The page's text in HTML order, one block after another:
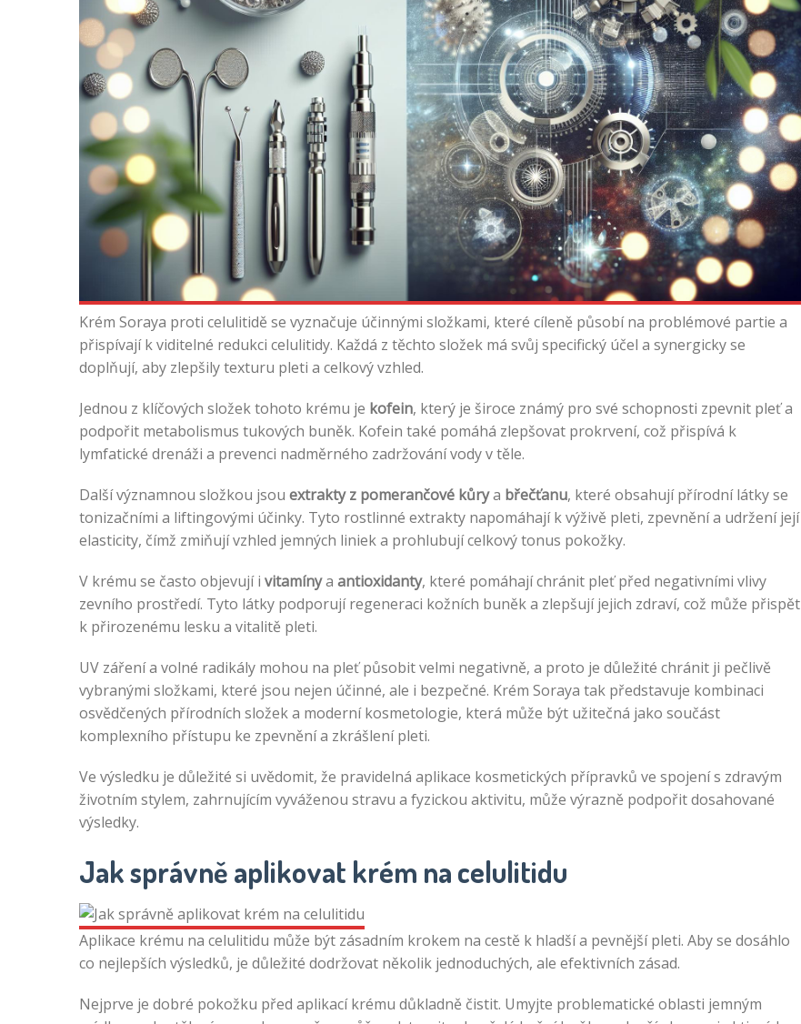
Krém Soraya proti celulitidě se vyznačuje účinnými složkami, které cíleně působí na problémové partie a
přispívají k viditelné redukci celulitidy. Každá z těchto složek má svůj specifický účel a synergicky se
doplňují, aby zlepšily texturu pleti a celkový vzhled.
Jednou z klíčových složek tohoto krému je kofein, který je široce známý pro své schopnosti zpevnit pleť a
podpořit metabolismus tukových buněk. Kofein také pomáhá zlepšovat prokrvení, což přispívá k
lymfatické drenáži a prevenci nadměrného zadržování vody v těle.
Další významnou složkou jsou extrakty z pomerančové kůrya břečťanu, které obsahují přírodní látky se
tonizačními a liftingovými účinky. Tyto rostlinné extrakty napomáhají k výživě pleti, zpevnění a udržení její
elasticity, čímž zmiňují vzhled jemných liniek a prohlubují celkový tonus pokožky.
V krému se často objevují i vitamínya antioxidanty, které pomáhají chránit pleť před negativními vlivy
zevního prostředí. Tyto látky podporují regeneraci kožních buněk a zlepšují jejich zdraví, což může přispět
k přirozenému lesku a vitalitě pleti.
UV záření a volné radikály mohou na pleť působit velmi negativně, a proto je důležité chránit ji pečlivě
vybranými složkami, které jsou nejen účinné, ale i bezpečné. Krém Soraya tak představuje kombinaci
osvědčených přírodních složek a moderní kosmetologie, která může být užitečná jako součást
komplexního přístupu ke zpevnění a zkrášlení pleti.
Ve výsledku je důležité si uvědomit, že pravidelná aplikace kosmetických přípravků ve spojení s zdravým
životním stylem, zahrnujícím vyváženou stravu a fyzickou aktivitu, může výrazně podpořit dosahované
výsledky.
Jak správně aplikovat krém na celulitidu
Aplikace krému na celulitidu může být zásadním krokem na cestě k hladší a pevnější pleti. Aby se dosáhlo
co nejlepších výsledků, je důležité dodržovat několik jednoduchých, ale efektivních zásad.
Nejprve je dobré pokožku před aplikací krému důkladně čistit. Umyjte problematické oblasti jemným